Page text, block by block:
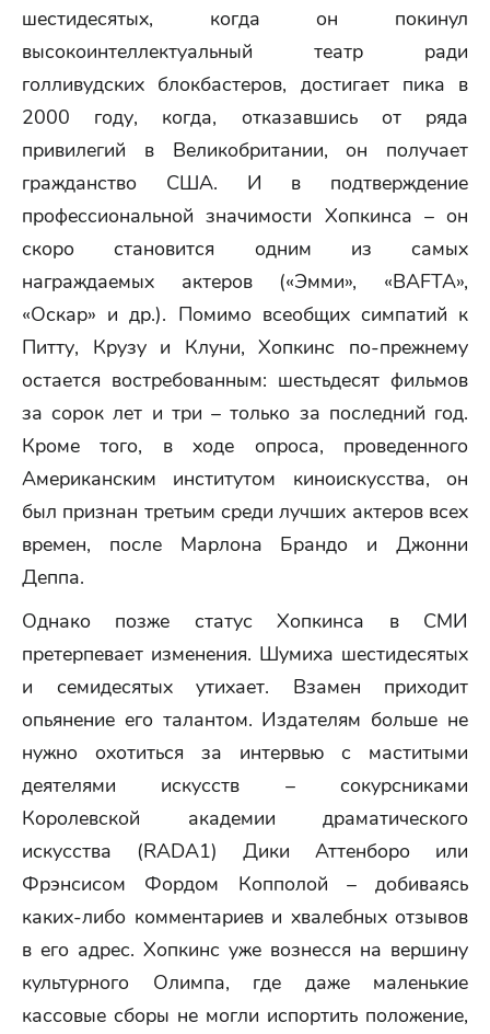
шестидесятых, когда он покинул
высокоинтеллектуальный театр ради
голливудских блокбастеров, достигает пика в
2000 году, когда, отказавшись от ряда
привилегий в Великобритании, он получает
гражданство США. И в подтверждение
профессиональной значимости Хопкинса – он
скоро становится одним из самых
награждаемых актеров («Эмми», «BAFTA»,
«Оскар» и др.). Помимо всеобщих симпатий к
Питту, Крузу и Клуни, Хопкинс по-прежнему
остается востребованным: шестьдесят фильмов
за сорок лет и три – только за последний год.
Кроме того, в ходе опроса, проведенного
Американским институтом киноискусства, он
был признан третьим среди лучших актеров всех
времен, после Марлона Брандо и Джонни
Деппа.
Однако позже статус Хопкинса в СМИ
претерпевает изменения. Шумиха шестидесятых
и семидесятых утихает. Взамен приходит
опьянение его талантом. Издателям больше не
нужно охотиться за интервью с маститыми
деятелями искусств – сокурсниками
Королевской академии драматического
искусства (RADA1) Дики Аттенборо или
Фрэнсисом Фордом Копполой – добиваясь
каких-либо комментариев и хвалебных отзывов
в его адрес. Хопкинс уже вознесся на вершину
культурного Олимпа, где даже маленькие
кассовые сборы не могли испортить положение,